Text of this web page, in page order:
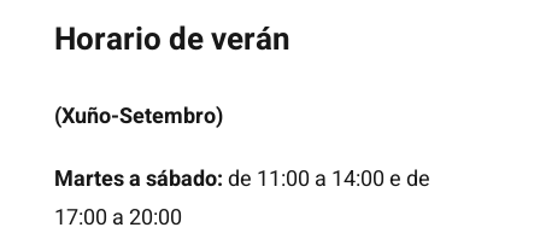
Horario de verán
(Xuño-Setembro)
Martes a sábado:de 11:00 a 14:00 e de
17:00 a 20:00